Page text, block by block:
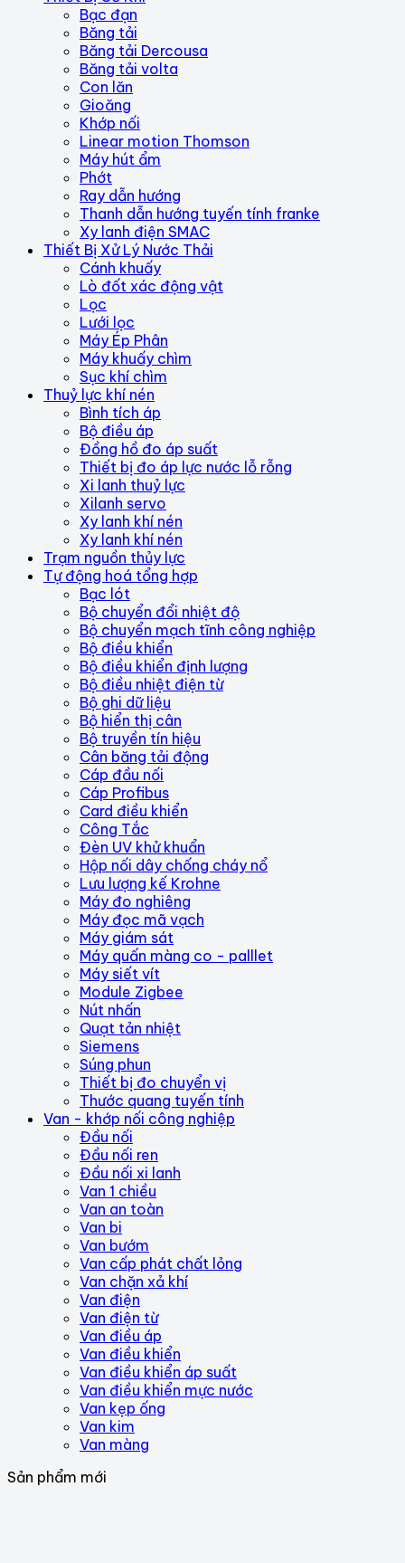
Bạc đạn
Băng tải
Băng tải Dercousa
Băng tải volta
Con lăn
Gioăng
Khớp nối
Linear motion Thomson
Máy hút ẩm
Phớt
Ray dẫn hướng
Thanh dẫn hướng tuyến tính franke
Xy lanh điện SMAC
Thiết Bị Xử Lý Nước Thải
Cánh khuấy
Lò đốt xác động vật
Lọc
Lưới lọc
Máy Ép Phân
Máy khuấy chìm
Sục khí chìm
Thuỷ lực khí nén
Bình tích áp
Bộ điều áp
Đồng hồ đo áp suất
Thiết bị đo áp lực nước lỗ rỗng
Xi lanh thuỷ lực
Xilanh servo
Xy lanh khí nén
Xy lanh khí nén
Trạm nguồn thủy lực
Tự động hoá tổng hợp
Bạc lót
Bộ chuyển đổi nhiệt độ
Bộ chuyển mạch tĩnh công nghiệp
Bộ điều khiển
Bộ điều khiển định lượng
Bộ điều nhiệt điện từ
Bộ ghi dữ liệu
Bộ hiển thị cân
Bộ truyền tín hiệu
Cân băng tải động
Cáp đầu nối
Cáp Profibus
Card điều khiển
Công Tắc
Đèn UV khử khuẩn
Hộp nối dây chống cháy nổ
Lưu lượng kế Krohne
Máy đo nghiêng
Máy đọc mã vạch
Máy giám sát
Máy quấn màng co - palllet
Máy siết vít
Module Zigbee
Nút nhấn
Quạt tản nhiệt
Siemens
Súng phun
Thiết bị đo chuyển vị
Thước quang tuyến tính
Van - khớp nối công nghiệp
Đầu nối
Đầu nối ren
Đầu nối xi lanh
Van 1 chiều
Van an toàn
Van bi
Van bướm
Van cấp phát chất lỏng
Van chặn xả khí
Van điện
Van điện từ
Van điều áp
Van điều khiển
Van điều khiển áp suất
Van điều khiển mực nước
Van kẹp ống
Van kim
Van màng
Sản phẩm mới